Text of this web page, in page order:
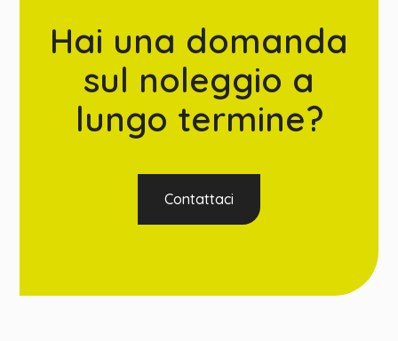
Hai una domanda
sul noleggio a
lungo termine?
Contattaci